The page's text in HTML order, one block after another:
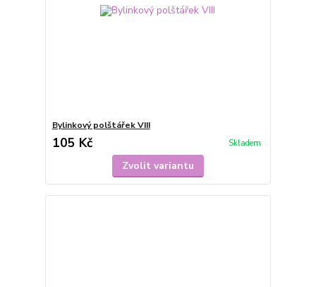
Bylinkový polštářek VIII
105 Kč Skladem
Zvolit variantu